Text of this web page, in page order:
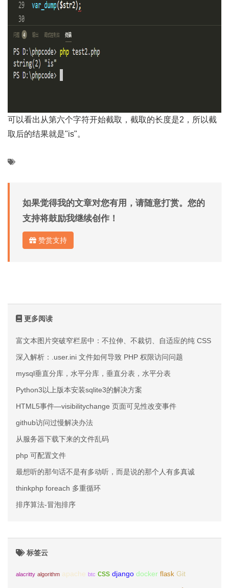
可以看出从第六个字符开始截取，截取的长度是2，所以截
取后的结果就是"is"。
如果觉得我的文章对您有用，请随意打赏。您的
支持将鼓励我继续创作！
赞赏支持
更多阅读
富文本图片突破窄栏居中：不拉伸、不裁切、自适应的纯 CSS 方案
深入解析：.user.ini 文件如何导致 PHP 权限访问问题
mysql垂直分库，水平分库，垂直分表，水平分表
Python3以上版本安装sqlite3的解决方案
HTML5事件—visibilitychange 页面可见性改变事件
github访问过慢解决办法
从服务器下载下来的文件乱码
php 可配置文件
最想听的那句话不是有多动听，而是说的那个人有多真诚
thinkphp foreach 多重循环
排序算法-冒泡排序
标签云
alacritty algorithm apache btc css django docker flask Git